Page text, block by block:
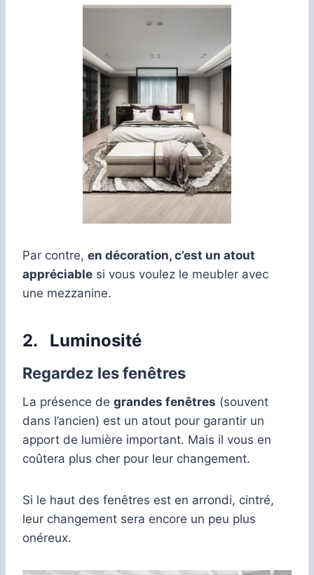
Par contre, en décoration, c’est un atout
appréciable si vous voulez le meubler avec
une mezzanine.
2. Luminosité
Regardez les fenêtres
La présence de grandes fenêtres (souvent
dans l’ancien) est un atout pour garantir un
apport de lumière important. Mais il vous en
coûtera plus cher pour leur changement.
Si le haut des fenêtres est en arrondi, cintré,
leur changement sera encore un peu plus
onéreux.